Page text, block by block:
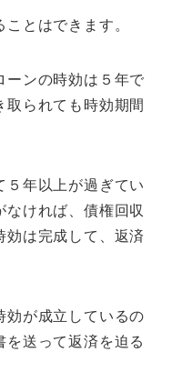
とはできます。
ーンの時効は５年で
られても時効期間
５年以上が過ぎてい
なければ、債権回収
効は完成して、返済
効が成立しているの
を送って返済を迫る